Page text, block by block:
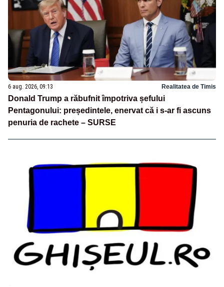
6 aug. 2026, 09:13 Realitatea de Timis
Donald Trump a răbufnit împotriva șefului
Pentagonului: președintele, enervat că i s-ar fi ascuns
penuria de rachete – SURSE